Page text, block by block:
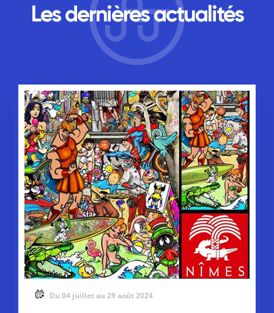
Les dernières actualités
Du 04 juillet au 29 août 2024